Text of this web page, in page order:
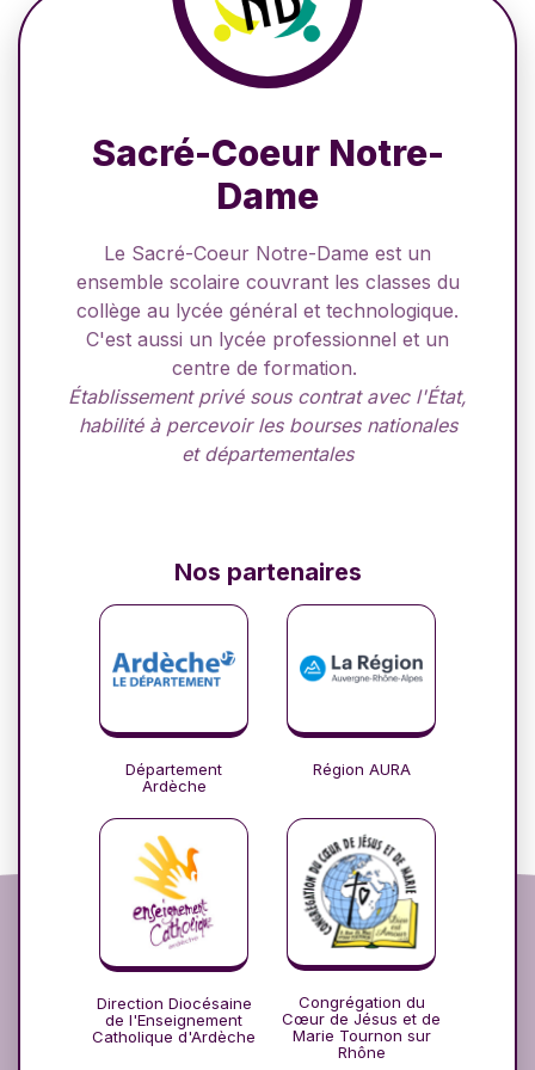
Sacré-Coeur Notre-
Dame
Le Sacré-Coeur Notre-Dame est un
ensemble scolaire couvrant les classes du
collège au lycée général et technologique.
C'est aussi un lycée professionnel et un
centre de formation.
Établissement privé sous contrat avec l'État,
habilité à percevoir les bourses nationales
et départementales
Nos partenaires
Département
Ardèche
Région AURA
Direction Diocésaine
de l'Enseignement
Catholique d'Ardèche
Congrégation du
Cœur de Jésus et de
Marie Tournon sur
Rhône